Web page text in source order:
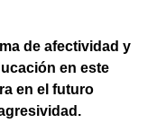
de afectividad y
en este
en el futuro